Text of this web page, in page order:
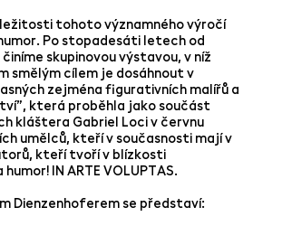
tohoto významného výročí
Po stopadesáti letech od
skupinovou výstavou, v níž
smělým cílem je dosáhnout v
zejména figurativních malířů a
která proběhla jako součást
kláštera Gabriel Loci v červnu
umělců, kteří v současnosti mají v
kteří tvoří v blízkosti
IN ARTE VOLUPTAS.
Dienzenhoferem se představí: